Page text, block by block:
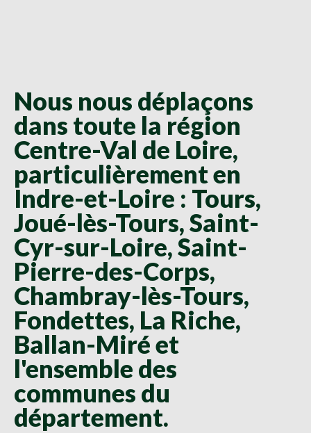
Nous nous déplaçons
dans toute la région
Centre-Val de Loire,
particulièrement en
Indre-et-Loire : Tours,
Joué-lès-Tours, Saint-
Cyr-sur-Loire, Saint-
Pierre-des-Corps,
Chambray-lès-Tours,
Fondettes, La Riche,
Ballan-Miré et
l'ensemble des
communes du
département.